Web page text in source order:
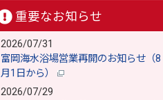
重要なお知らせ
2026/07/31
富岡海水浴場営業再開のお知らせ（8
月1日から）
2026/07/29